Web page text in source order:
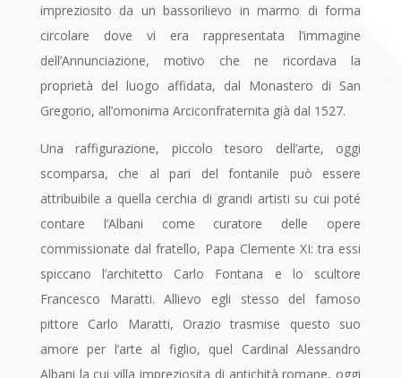
impreziosito da un bassorilievo in marmo di forma
circolare dove vi era rappresentata l’immagine
dell’Annunciazione, motivo che ne ricordava la
proprietà del luogo affidata, dal Monastero di San
Gregorio, all’omonima Arciconfraternita già dal 1527.
Una raffigurazione, piccolo tesoro dell’arte, oggi
scomparsa, che al pari del fontanile può essere
attribuibile a quella cerchia di grandi artisti su cui poté
contare l’Albani come curatore delle opere
commissionate dal fratello, Papa Clemente XI: tra essi
spiccano l’architetto Carlo Fontana e lo scultore
Francesco Maratti. Allievo egli stesso del famoso
pittore Carlo Maratti, Orazio trasmise questo suo
amore per l’arte al figlio, quel Cardinal Alessandro
Albani la cui villa impreziosita di antichità romane, oggi